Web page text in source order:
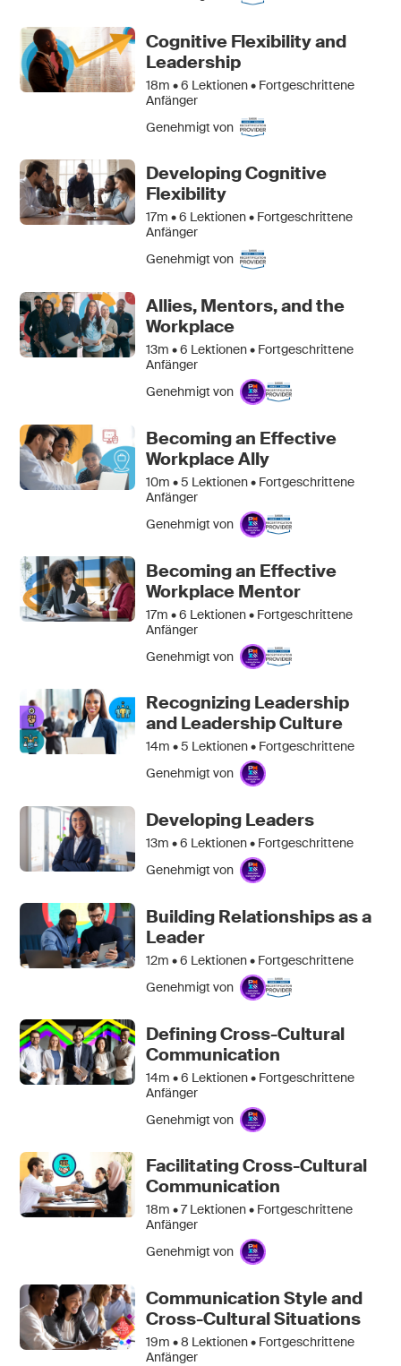
Cognitive Flexibility and
Leadership
18m •6 Lektionen • Fortgeschrittene
Anfänger
Genehmigt von
Developing Cognitive
Flexibility
17m •6 Lektionen • Fortgeschrittene
Anfänger
Genehmigt von
Allies, Mentors, and the
Workplace
13m •6 Lektionen • Fortgeschrittene
Anfänger
Genehmigt von
Becoming an Effective
Workplace Ally
10m •5 Lektionen • Fortgeschrittene
Anfänger
Genehmigt von
Becoming an Effective
Workplace Mentor
17m •6 Lektionen • Fortgeschrittene
Anfänger
Genehmigt von
Recognizing Leadership
and Leadership Culture
14m •5 Lektionen • Fortgeschrittene
Genehmigt von
Developing Leaders
13m •6 Lektionen • Fortgeschrittene
Genehmigt von
Building Relationships as a
Leader
12m •6 Lektionen • Fortgeschrittene
Genehmigt von
Defining Cross-Cultural
Communication
14m •6 Lektionen • Fortgeschrittene
Anfänger
Genehmigt von
Facilitating Cross-Cultural
Communication
18m •7Lektionen • Fortgeschrittene
Anfänger
Genehmigt von
Communication Style and
Cross-Cultural Situations
19m •8 Lektionen • Fortgeschrittene
Anfänger